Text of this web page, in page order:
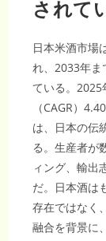
されて
日本米酒市場
れ、2033年ま
ている。
（CAGR）
は、日本の伝
る。生産者が
ィング、輸出
だ。日本酒は
存在ではなく
融合を背景に